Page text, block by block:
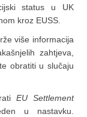
status u UK
kroz EUSS.
više informacija
zahtjeva,
obratiti u slučaju
EU Settlement
u nastavku.